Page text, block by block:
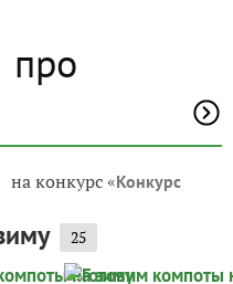
про
на конкурс «Конкурс
25